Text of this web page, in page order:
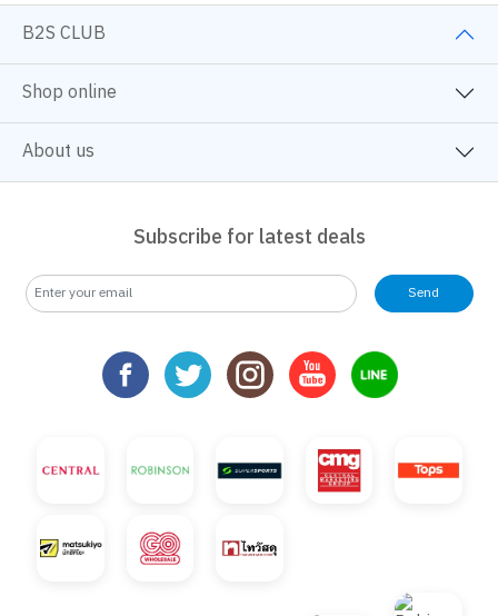
B2S CLUB
Shop online
About us
Subscribe for latest deals
Send